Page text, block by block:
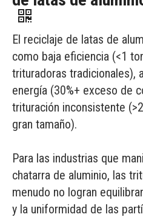
El reciclaje de latas de
como baja eficiencia (<1
trituradoras tradicionales),
energía (30%+ exceso de
trituración inconsistente
gran tamaño).
Para las industrias que
chatarra de aluminio, las
menudo no logran
y la uniformidad de las